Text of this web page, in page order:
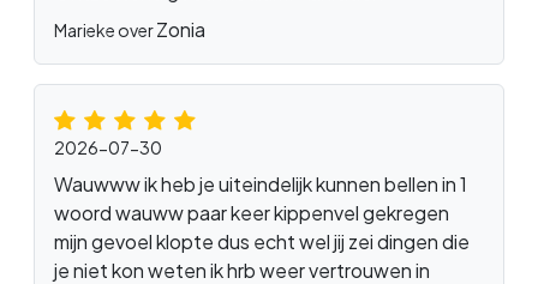
Marieke overZonia
2026-07-30
Wauwww ik heb je uiteindelijk kunnen bellen in 1
woord wauww paar keer kippenvel gekregen
mijn gevoel klopte dus echt wel jij zei dingen die
je niet kon weten ik hrb weer vertrouwen in